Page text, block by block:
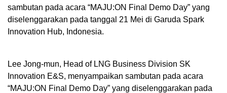
sambutan pada acara “MAJU:ON Final Demo Day” yang
diselenggarakan pada tanggal 21 Mei di Garuda Spark
Innovation Hub, Indonesia.
Lee Jong-mun, Head of LNG Business Division SK
Innovation E&S, menyampaikan sambutan pada acara
“MAJU:ON Final Demo Day” yang diselenggarakan pada